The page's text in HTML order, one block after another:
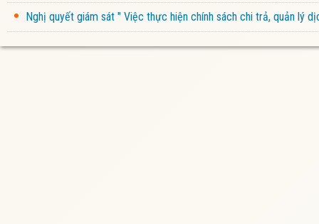
Nghị quyết giám sát " Việc thực hiện chính sách chi trả, quản lý